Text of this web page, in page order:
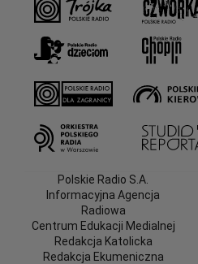
Polskie Radio S.A.
Informacyjna Agencja
Radiowa
Centrum Edukacji Medialnej
Redakcja Katolicka
Redakcja Ekumeniczna